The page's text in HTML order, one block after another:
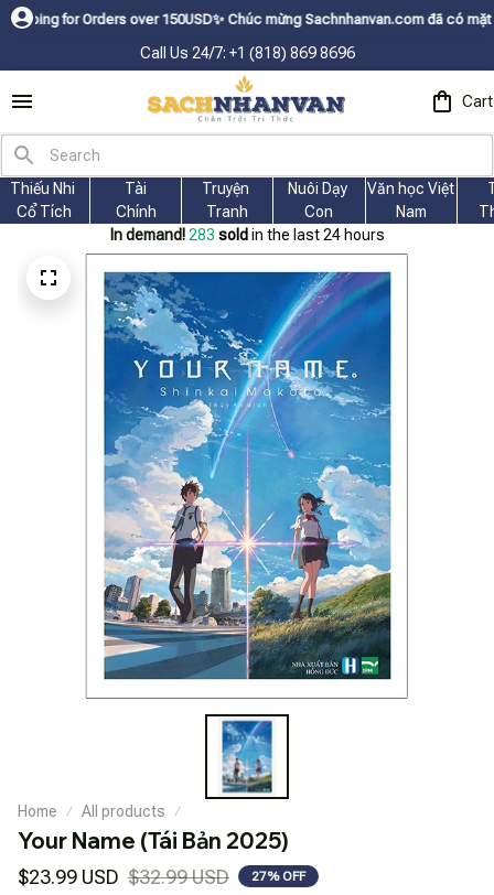
over 150USDㅤ✨ Chúc mừng Sachnhanvan.com đã có mặt hơn 200
Call Us 24/7: +1 (818) 869 8696
Cart
Thiếu Nhi
Cổ Tích
Tài
Chính
Truyện
Tranh
Nuôi Dạy
Con
Văn học Việt
Nam
In demand! 286 sold in the last 24 hours
Home All products
Your Name (Tái Bản 2025)
$23.99 USD $32.99 USD 27% OFF